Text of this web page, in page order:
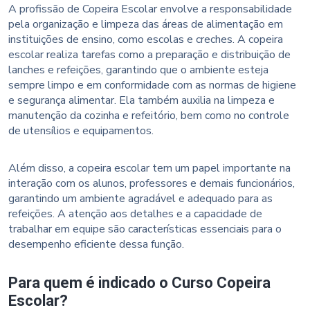
A profissão de Copeira Escolar envolve a responsabilidade
pela organização e limpeza das áreas de alimentação em
instituições de ensino, como escolas e creches. A copeira
escolar realiza tarefas como a preparação e distribuição de
lanches e refeições, garantindo que o ambiente esteja
sempre limpo e em conformidade com as normas de higiene
e segurança alimentar. Ela também auxilia na limpeza e
manutenção da cozinha e refeitório, bem como no controle
de utensílios e equipamentos.
Além disso, a copeira escolar tem um papel importante na
interação com os alunos, professores e demais funcionários,
garantindo um ambiente agradável e adequado para as
refeições. A atenção aos detalhes e a capacidade de
trabalhar em equipe são características essenciais para o
desempenho eficiente dessa função.
Para quem é indicado o Curso Copeira
Escolar?